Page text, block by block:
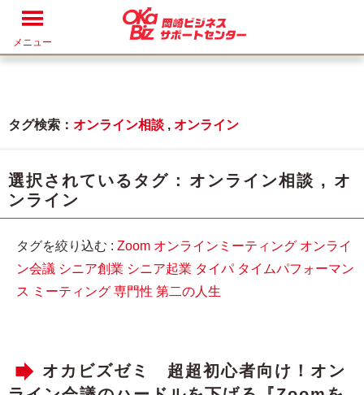
メニュー
タグ検索： オンライン相談 , オンライン
選択されているタグ : オンライン相談 , オ
ンライン
タグを絞り込む : Zoom オンラインミーティング オンライ
ン会議 シニア創業 シニア起業 タイパ タイムパフォーマン
ス ミーティング 専門性 第二の人生
オカビズゼミ 超超初心者向け！オン